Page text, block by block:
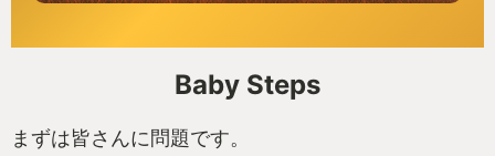
Baby Steps
まずは皆さんに問題です。